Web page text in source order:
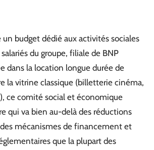
un budget dédié aux activités sociales
du groupe, filiale de BNP
dans la location longue durée de
la vitrine classique (billetterie cinéma,
ce comité social et économique
qui va bien au-delà des réductions
mécanismes de financement et
que la plupart des